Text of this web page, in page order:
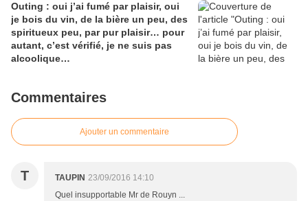
Outing : oui j’ai fumé par plaisir, oui
je bois du vin, de la bière un peu, des
spiritueux peu, par pur plaisir… pour
autant, c’est vérifié, je ne suis pas
alcoolique…
Commentaires
Ajouter un commentaire
T TAUPIN 23/09/2016 14:10
Quel insupportable Mr de Rouyn ...